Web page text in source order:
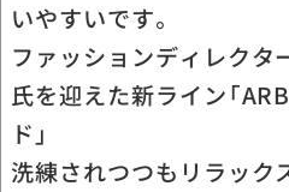
いやすいです。
ファッションディレクタ
氏を迎えた新ライン「
ド」
洗練されつつもリラック